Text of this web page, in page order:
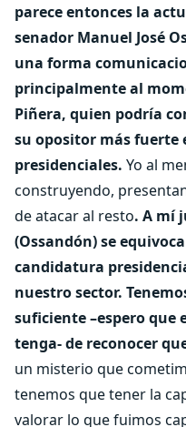
parece entonces la
senador Manuel José
una forma
principalmente al
Piñera, quien podría
su opositor más fuerte
presidenciales. Yo al
construyendo,
de atacar al resto. A mí
(Ossandón) se
candidatura
nuestro sector.
suficiente –espero que
tenga- de reconocer
un misterio que
tenemos que tener la
valorar lo que fuimos